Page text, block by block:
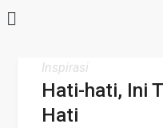
Inspirasi
Hati-hati, Ini
Hati